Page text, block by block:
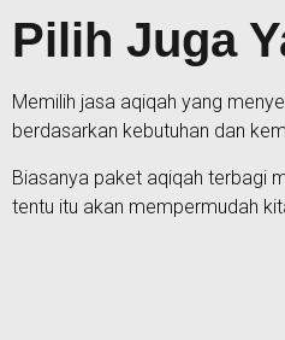
Pilih Juga
Memilih jasa aqiqah yang
berdasarkan kebutuhan dan
Biasanya paket aqiqah terbagi
tentu itu akan mempermudah